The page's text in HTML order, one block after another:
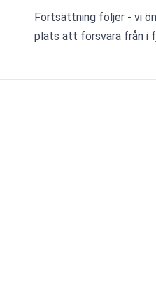
Fortsättning följer - vi
plats att försvara från i